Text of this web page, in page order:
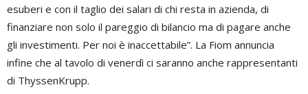
esuberi e con il taglio dei salari di chi resta in azienda, di
finanziare non solo il pareggio di bilancio ma di pagare anche
gli investimenti. Per noi è inaccettabile”. La Fiom annuncia
infine che al tavolo di venerdì ci saranno anche rappresentanti
di ThyssenKrupp.